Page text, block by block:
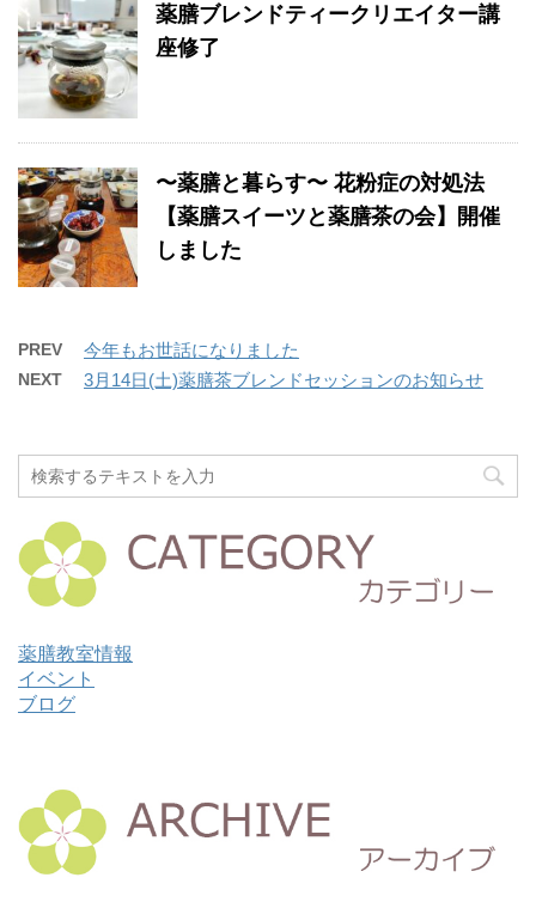
薬膳ブレンドティークリエイター講
座修了
〜薬膳と暮らす〜 花粉症の対処法
【薬膳スイーツと薬膳茶の会】開催
しました
PREV 今年もお世話になりました
NEXT 3月14日(土)薬膳茶ブレンドセッションのお知らせ
薬膳教室情報
イベント
ブログ